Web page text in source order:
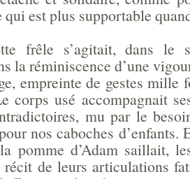
qui est plus supportable
frêle s’agitait, dans le
la réminiscence d’une
empreinte de gestes mille
corps usé accompagnait
mu par le
nos caboches d’enfants.
pomme d’Adam saillait,
de leurs articulations